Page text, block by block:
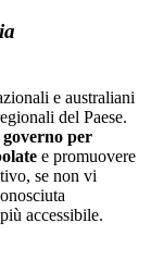
e australiani
del Paese.
per
e promuovere
se non vi
accessibile.